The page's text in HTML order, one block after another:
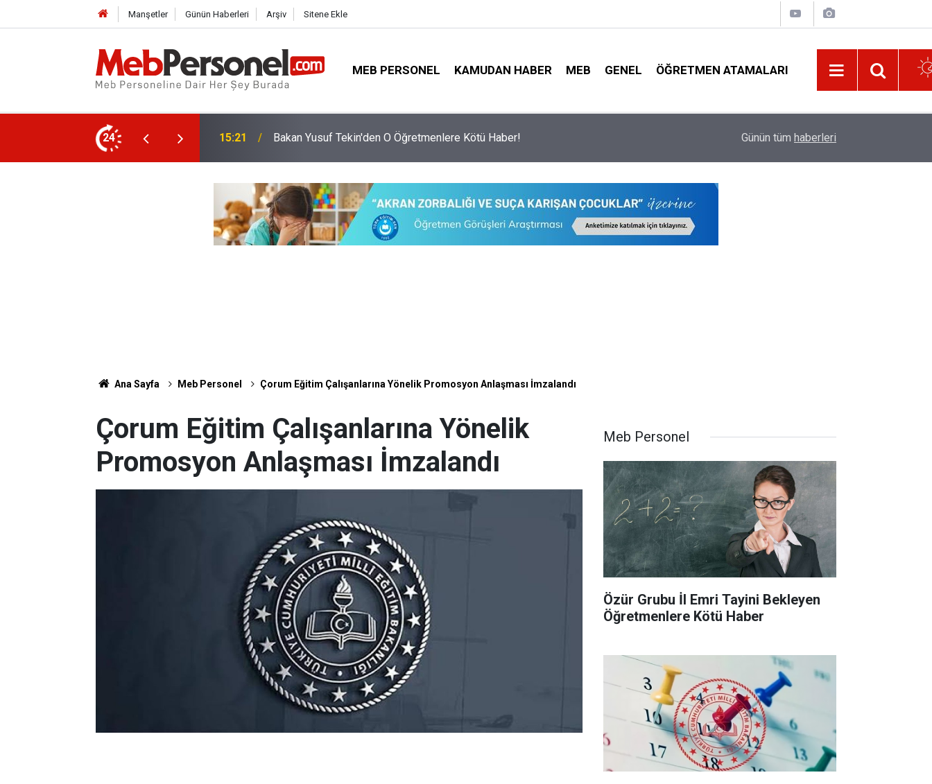
Manşetler Günün Haberleri Arşiv Sitene Ekle
MEB PERSONEL KAMUDAN HABER MEB GENEL ÖĞRETMEN ATAMALARI
24 14:38 Öğretmenlerin İl Dışı Özür Grubu Tercih Ekranı Saat Kaçta Açılacak? O Öğretmenlere 15 Ağustos'ta Ek Ödeme
Günün tüm haberleri
Ana Sayfa Meb Personel Çorum Eğitim Çalışanlarına Yönelik Promosyon Anlaşması İmzalandı
Çorum Eğitim Çalışanlarına Yönelik
Promosyon Anlaşması İmzalandı
Meb Personel
Özür Grubu İl Emri Tayini Bekleyen
Öğretmenlere Kötü Haber